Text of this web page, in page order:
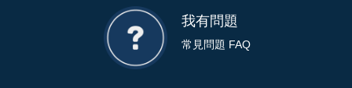
我有問題
常見問題 FAQ